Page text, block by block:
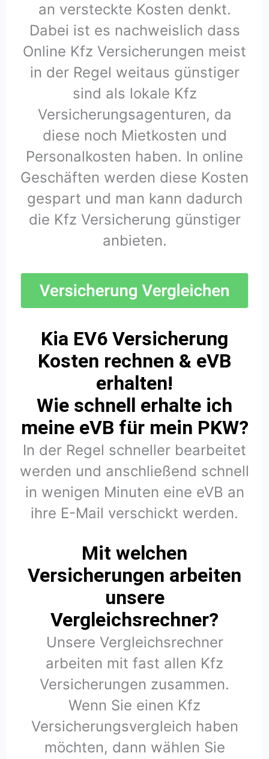
an versteckte Kosten denkt.
Dabei ist es nachweislich dass
Online Kfz Versicherungen meist
in der Regel weitaus günstiger
sind als lokale Kfz
Versicherungsagenturen, da
diese noch Mietkosten und
Personalkosten haben. In online
Geschäften werden diese Kosten
gespart und man kann dadurch
die Kfz Versicherung günstiger
anbieten.
Kia EV6 Versicherung
Kosten rechnen & eVB
erhalten!
Wie schnell erhalte ich
meine eVB für mein PKW?
In der Regel schneller bearbeitet
werden und anschließend schnell
in wenigen Minuten eine eVB an
ihre E-Mail verschickt werden.
Mit welchen
Versicherungen arbeiten
unsere
Vergleichsrechner?
Unsere Vergleichsrechner
arbeiten mit fast allen Kfz
Versicherungen zusammen.
Wenn Sie einen Kfz
Versicherungsvergleich haben
möchten, dann wählen Sie